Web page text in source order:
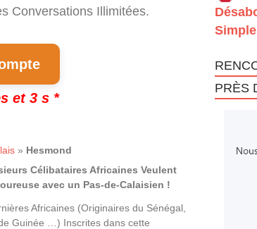
Conversations Illimitées.
et 3 s *
» Hesmond
Célibataires Africaines Veulent
avec un Pas-de-Calaisien !
Africaines (Originaires du Sénégal,
Guinée …) Inscrites dans cette
Simple
PRÈS